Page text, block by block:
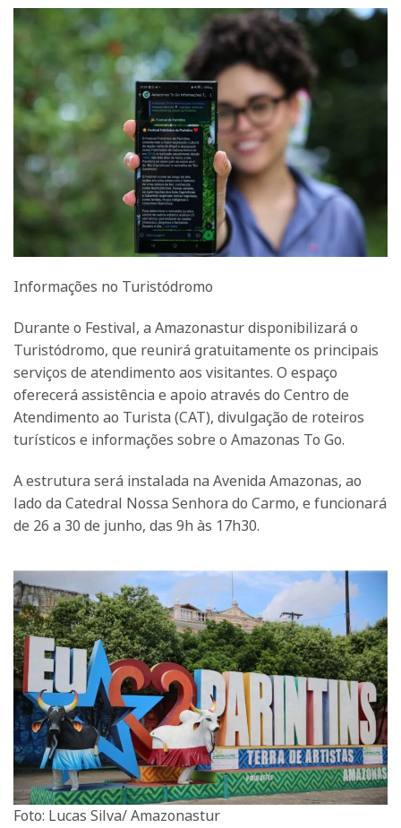
Informações no Turistódromo
Durante o Festival, a Amazonastur disponibilizará o
Turistódromo, que reunirá gratuitamente os principais
serviços de atendimento aos visitantes. O espaço
oferecerá assistência e apoio através do Centro de
Atendimento ao Turista (CAT), divulgação de roteiros
turísticos e informações sobre o Amazonas To Go.
A estrutura será instalada na Avenida Amazonas, ao
lado da Catedral Nossa Senhora do Carmo, e funcionará
de 26 a 30 de junho, das 9h às 17h30.
Foto: Lucas Silva/ Amazonastur